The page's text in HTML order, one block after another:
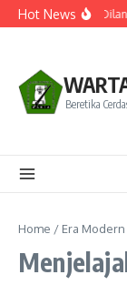
Lewati ke konten
Hot NewsResmi
Beretika
Home / Era Modern